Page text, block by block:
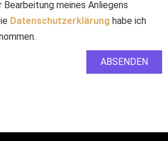
meines Anliegens
Datenschutzerklärung habe ich
ABSENDEN